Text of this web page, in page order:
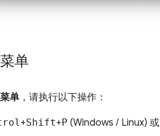
单
单 ，请执行以下操作：
+Shift+P (Windows / Linux) 或